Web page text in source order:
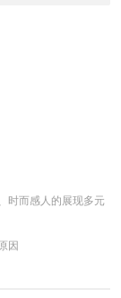
时而感人的展现多元
因